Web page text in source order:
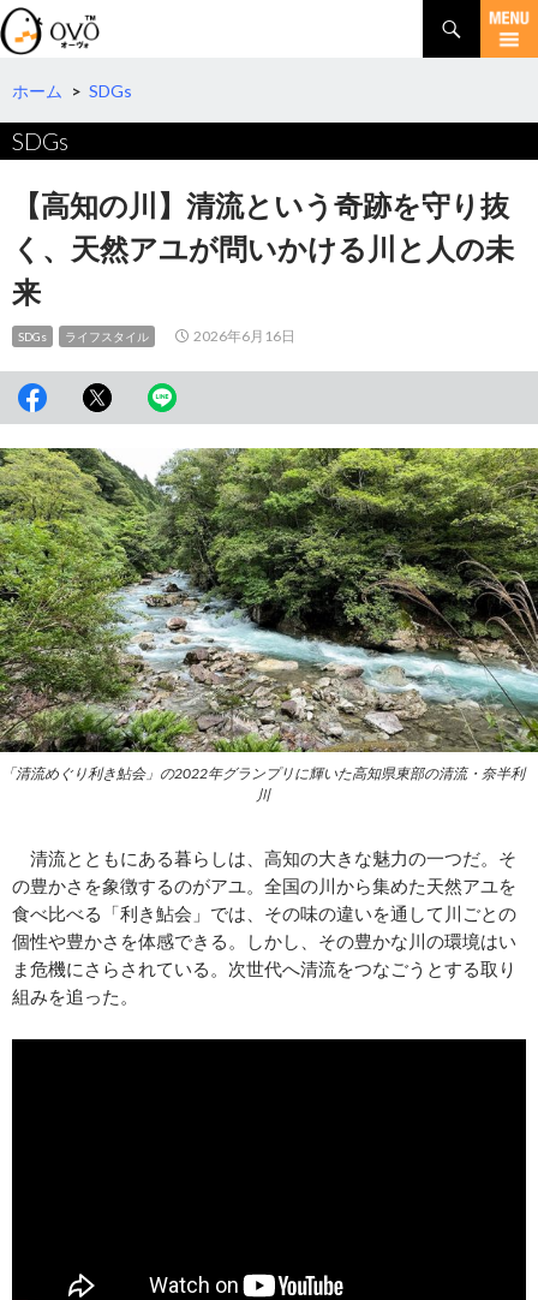
検
索
コ
テ
ツ
へ
ホーム > SDGs
SDGs
【高知の川】清流という奇跡を守り抜
く、天然アユが問いかける川と人の未
来
SDGs ライフスタイル 2026年6月16日
「清流めぐり利き鮎会」の2022年グランプリに輝いた高知県東部の清流・奈半利
川
清流とともにある暮らしは、高知の大きな魅力の一つだ。そ
の豊かさを象徴するのがアユ。全国の川から集めた天然アユを
食べ比べる「利き鮎会」では、その味の違いを通して川ごとの
個性や豊かさを体感できる。しかし、その豊かな川の環境はい
ま危機にさらされている。次世代へ清流をつなごうとする取り
組みを追った。